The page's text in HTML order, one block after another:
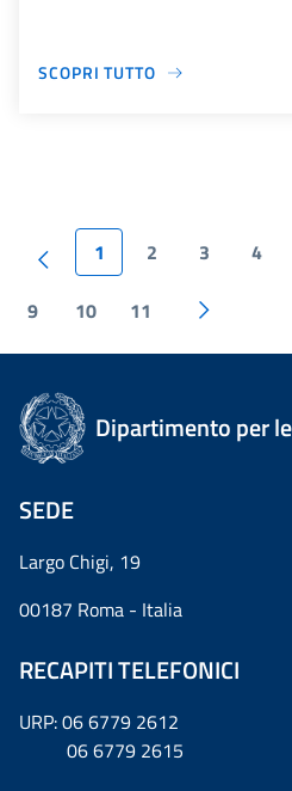
SCOPRI TUTTO
1 2 3 4
9 10 11
Dipartimento per
SEDE
Largo Chigi, 19
00187 Roma - Italia
RECAPITI TELEFONICI
URP: 06 6779 2612
06 6779 2615